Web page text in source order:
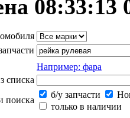
08:33:13
Например: фара
списка
поиска
б/у запчасти
только в наличии